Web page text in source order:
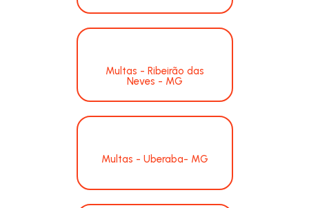
Multas - Ribeirão das
Neves - MG
Multas - Uberaba- MG